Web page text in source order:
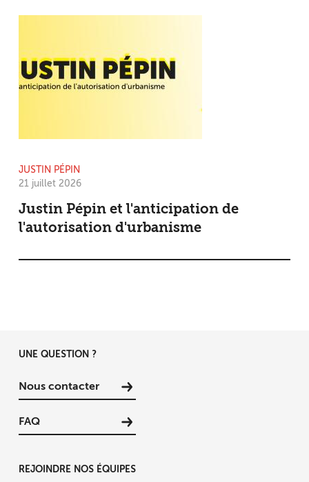
JUSTIN PÉPIN
21 juillet 2026
Justin Pépin et l'anticipation de
l'autorisation d'urbanisme
UNE QUESTION ?
Nous contacter
FAQ
REJOINDRE NOS ÉQUIPES